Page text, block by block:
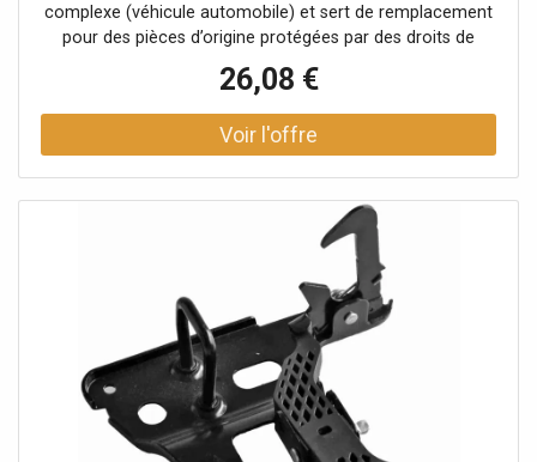
complexe (véhicule automobile) et sert de remplacement
pour des pièces d’origine protégées par des droits de
propriété industrielle ou des modèles déposés. Le client
garantit et s’engage à ce que ni lui-même ni ses autres
clients ou partenaires contractuels n’utilisent les pièces
mentionnées à d’autres fins que exclusivement pour la
26,08 €